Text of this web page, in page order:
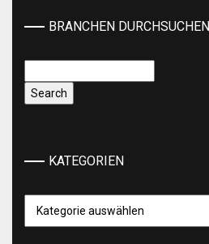
BRANCHEN DURCHSUCHEN
KATEGORIEN